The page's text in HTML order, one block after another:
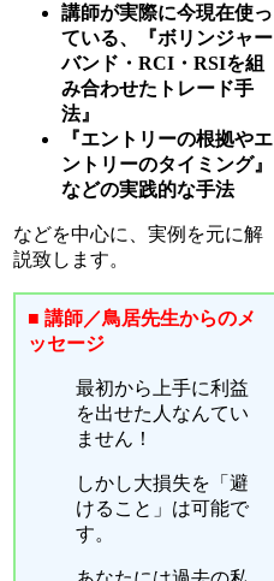
講師が実際に今現在使っ
ている、『ボリンジャー
バンド・RCI・RSIを組
み合わせたトレード手
法』
『エントリーの根拠やエ
ントリーのタイミング』
などの実践的な手法
などを中心に、実例を元に解
説致します。
■ 講師／鳥居先生からのメ
ッセージ
最初から上手に利益
を出せた人なんてい
ません！
しかし大損失を「避
けること」は可能で
す。